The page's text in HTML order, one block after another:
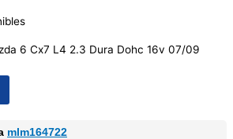
6 Cx7 L4 2.3 Dura Dohc 16v 07/09
mlm164722